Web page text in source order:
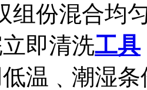
组份混合均
即清洗工具
温﹑潮湿